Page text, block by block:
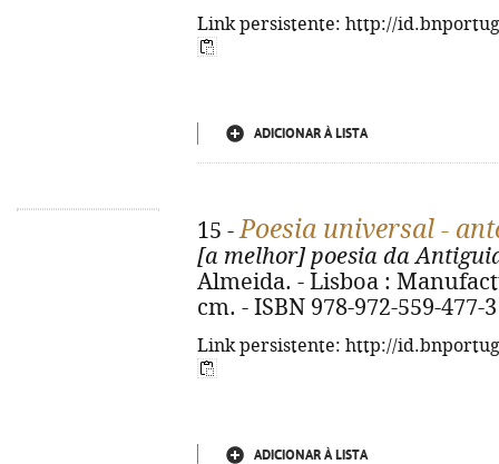
Link persistente: http://
ADICIONAR À LISTA
15 -Poesia universal -
[a melhor] poesia da
Almeida. - Lisboa :
cm. - ISBN 978-972-559-477-3
Link persistente: http://
ADICIONAR À LISTA